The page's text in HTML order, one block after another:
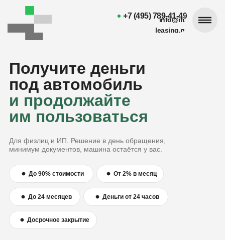
+7 (495) 789-41-49
info@ift-
leasing.ru
ИФТЛизинг Оставить заявку
Получите деньги
под автомобиль
и продолжайте
им пользоваться
Для физлиц и ИП. Решение в день обращения,
минимум документов, машина остаётся у вас.
До 90% стоимости
Деньги от 24 часов
Досрочное закрытие
От 2% в месяц
До 24 месяцев